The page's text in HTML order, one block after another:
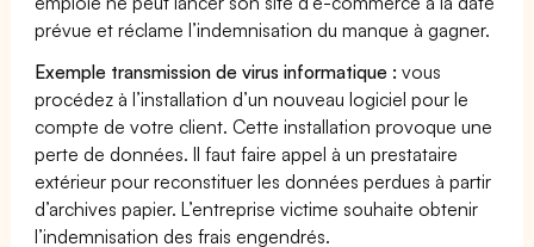
prévue et réclame l’indemnisation du manque à gagner.
Exemple transmission de virus informatique : vous
procédez à l’installation d’un nouveau logiciel pour le
compte de votre client. Cette installation provoque une
perte de données. Il faut faire appel à un prestataire
extérieur pour reconstituer les données perdues à partir
d’archives papier. L’entreprise victime souhaite obtenir
l’indemnisation des frais engendrés.